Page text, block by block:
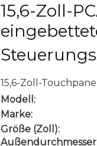
15,6-Zoll-
15,6-Zoll-
Modell:
Marke:
Größe (Zoll):